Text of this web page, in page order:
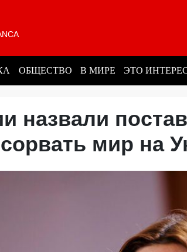
ОБЩЕСТВО В МИРЕ ЭТО
назвали
мир на